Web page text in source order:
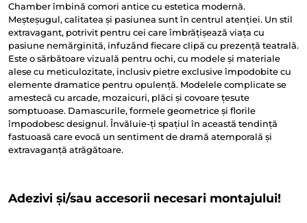
Chamber îmbină comori antice cu estetica modernă.
Meșteșugul, calitatea și pasiunea sunt în centrul atenției. Un stil
extravagant, potrivit pentru cei care îmbrățișează viața cu
pasiune nemărginită, infuzând fiecare clipă cu prezență teatrală.
Este o sărbătoare vizuală pentru ochi, cu modele și materiale
alese cu meticulozitate, inclusiv pietre exclusive împodobite cu
elemente dramatice pentru opulență. Modelele complicate se
amestecă cu arcade, mozaicuri, plăci și covoare țesute
somptuoase. Damascurile, formele geometrice și florile
împodobesc designul. Învăluie-ți spațiul în această tendință
fastuoasă care evocă un sentiment de dramă atemporală și
extravaganță atrăgătoare.
Adezivi și/sau accesorii necesari montajului!